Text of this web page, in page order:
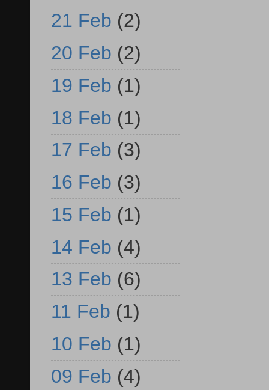
21 Feb (2)
20 Feb (2)
19 Feb (1)
18 Feb (1)
17 Feb (3)
16 Feb (3)
15 Feb (1)
14 Feb (4)
13 Feb (6)
11 Feb (1)
10 Feb (1)
09 Feb (4)